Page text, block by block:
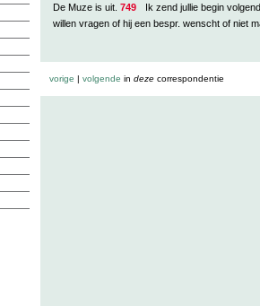
De Muze is uit. 749
Ik zend jullie begin
willen vragen of hij een bespr. wenscht of niet
vorige | volgende in dezecorrespondentie